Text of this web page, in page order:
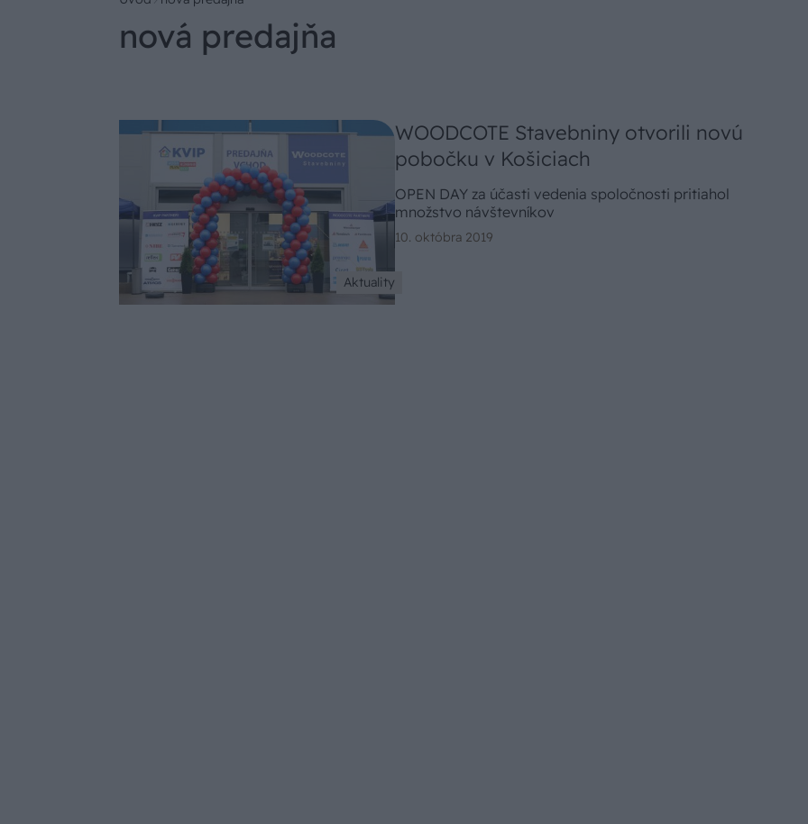
nová predajňa
Aktuality
WOODCOTE Stavebniny otvorili novú
pobočku v Košiciach
OPEN DAY za účasti vedenia spoločnosti pritiahol
množstvo návštevníkov
10. októbra 2019